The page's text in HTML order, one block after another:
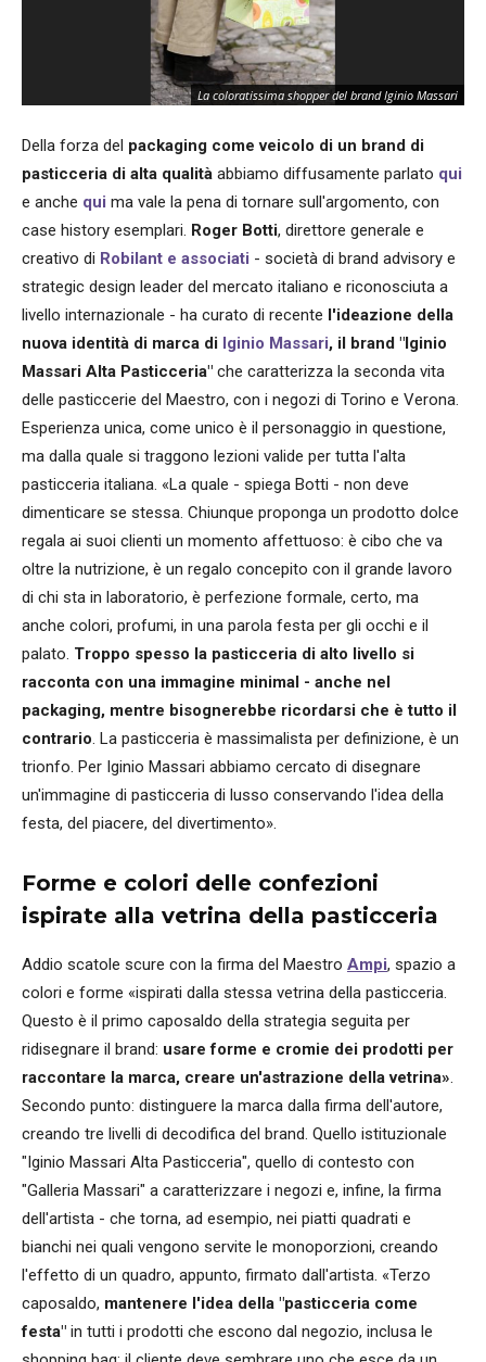
La coloratissima shopper del brand Iginio Massari
Della forza del packaging come veicolo di un brand di
pasticceria di alta qualità abbiamo diffusamente parlato qui
e anche qui ma vale la pena di tornare sull'argomento, con
case history esemplari. Roger Botti, direttore generale e
creativo di Robilant e associati - società di brand advisory e
strategic design leader del mercato italiano e riconosciuta a
livello internazionale - ha curato di recente l'ideazione della
nuova identità di marca di Iginio Massari, il brand "Iginio
Massari Alta Pasticceria" che caratterizza la seconda vita
delle pasticcerie del Maestro, con i negozi di Torino e Verona.
Esperienza unica, come unico è il personaggio in questione,
ma dalla quale si traggono lezioni valide per tutta l'alta
pasticceria italiana. «La quale - spiega Botti - non deve
dimenticare se stessa. Chiunque proponga un prodotto dolce
regala ai suoi clienti un momento affettuoso: è cibo che va
oltre la nutrizione, è un regalo concepito con il grande lavoro
di chi sta in laboratorio, è perfezione formale, certo, ma
anche colori, profumi, in una parola festa per gli occhi e il
palato. Troppo spesso la pasticceria di alto livello si
racconta con una immagine minimal - anche nel
packaging, mentre bisognerebbe ricordarsi che è tutto il
contrario. La pasticceria è massimalista per definizione, è un
trionfo. Per Iginio Massari abbiamo cercato di disegnare
un'immagine di pasticceria di lusso conservando l'idea della
festa, del piacere, del divertimento».
Forme e colori delle confezioni
ispirate alla vetrina della pasticceria
Addio scatole scure con la firma del Maestro Ampi, spazio a
colori e forme «ispirati dalla stessa vetrina della pasticceria.
Questo è il primo caposaldo della strategia seguita per
ridisegnare il brand: usare forme e cromie dei prodotti per
raccontare la marca, creare un'astrazione della vetrina».
Secondo punto: distinguere la marca dalla firma dell'autore,
creando tre livelli di decodifica del brand. Quello istituzionale
"Iginio Massari Alta Pasticceria", quello di contesto con
"Galleria Massari" a caratterizzare i negozi e, infine, la firma
dell'artista - che torna, ad esempio, nei piatti quadrati e
bianchi nei quali vengono servite le monoporzioni, creando
l'effetto di un quadro, appunto, firmato dall'artista. «Terzo
caposaldo, mantenere l'idea della "pasticceria come
festa" in tutti i prodotti che escono dal negozio, inclusa le